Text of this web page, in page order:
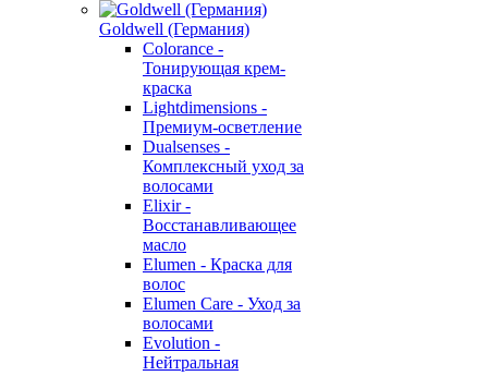
Goldwell (Германия)
Colorance -
Тонирующая крем-
краска
Lightdimensions -
Премиум-осветление
Dualsenses -
Комплексный уход за
волосами
Elixir -
Восстанавливающее
масло
Elumen - Краска для
волос
Elumen Care - Уход за
волосами
Evolution -
Нейтральная